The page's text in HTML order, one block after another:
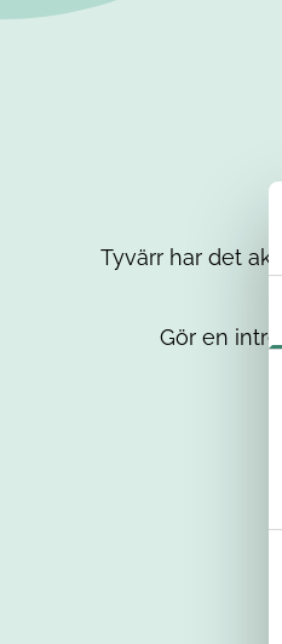
Tyvärr har det
Gör en